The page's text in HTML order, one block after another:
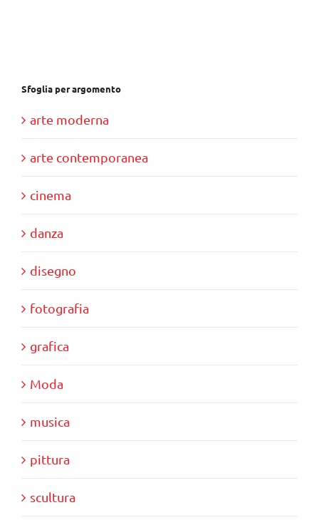
Sfoglia per argomento
arte moderna
arte contemporanea
cinema
danza
disegno
fotografia
grafica
Moda
musica
pittura
scultura